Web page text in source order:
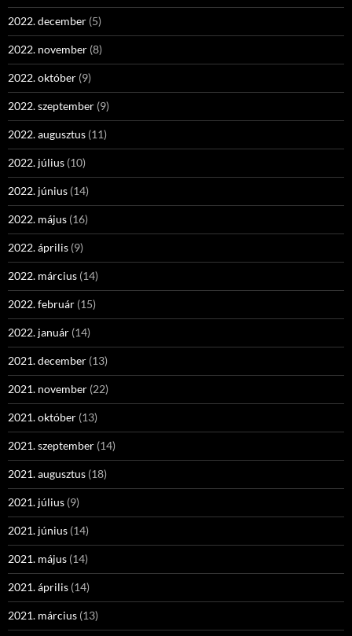
2022. december (5)
2022. november (8)
2022. október (9)
2022. szeptember (9)
2022. augusztus (11)
2022. július (10)
2022. június (14)
2022. május (16)
2022. április (9)
2022. március (14)
2022. február (15)
2022. január (14)
2021. december (13)
2021. november (22)
2021. október (13)
2021. szeptember (14)
2021. augusztus (18)
2021. július (9)
2021. június (14)
2021. május (14)
2021. április (14)
2021. március (13)